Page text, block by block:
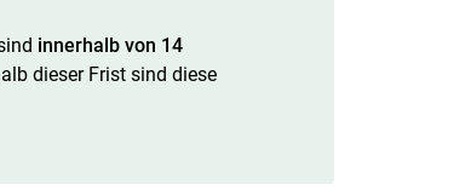
innerhalb von 14
dieser Frist sind diese